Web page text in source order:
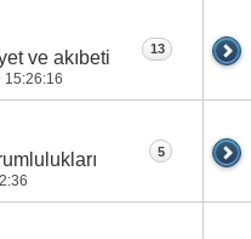
ve akıbeti
15:26:16
13
5